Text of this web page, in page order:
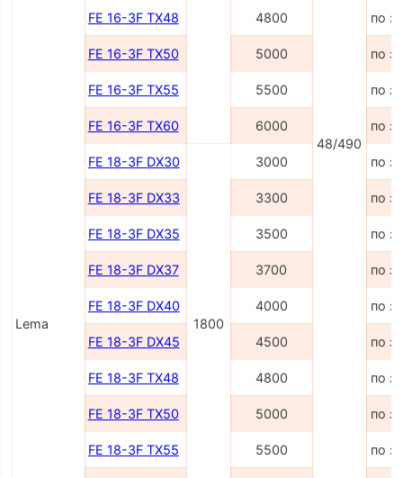
Lema
48/490
FE 16-3F TX48 4800 по
FE 16-3F TX50 5000 по
FE 16-3F TX55 5500 по
FE 16-3F TX60 6000 по
FE 18-3F DX30
1800
3000 по
FE 18-3F DX33 3300 по
FE 18-3F DX35 3500 по
FE 18-3F DX37 3700 по
FE 18-3F DX40 4000 по
FE 18-3F DX45 4500 по
FE 18-3F TX48 4800 по
FE 18-3F TX50 5000 по
FE 18-3F TX55 5500 по